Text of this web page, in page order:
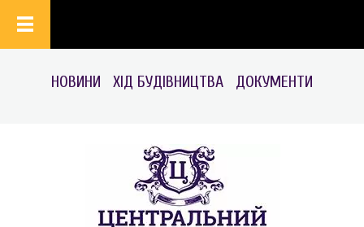
НОВИНИ ХІД БУДІВНИЦТВА ДОКУМЕНТИ